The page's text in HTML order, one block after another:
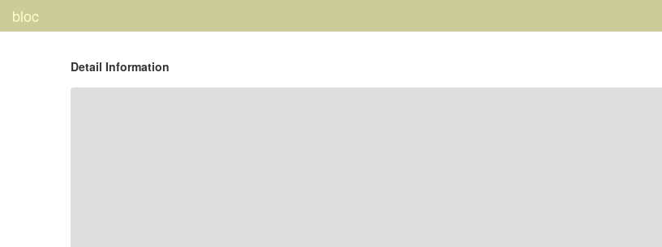
bloc
Detail Information